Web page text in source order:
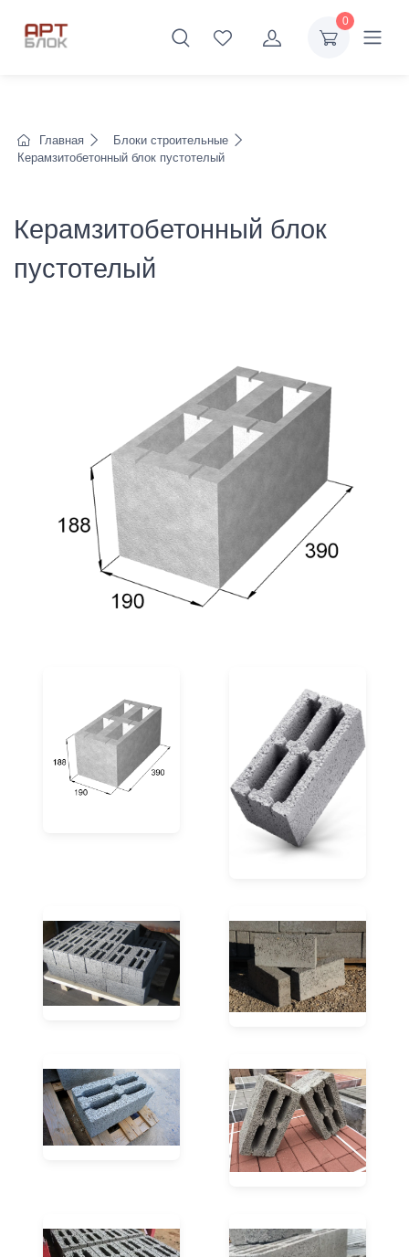
0
Главная
Блоки строительные
Керамзитобетонный блок пустотелый
Керамзитобетонный блок
пустотелый